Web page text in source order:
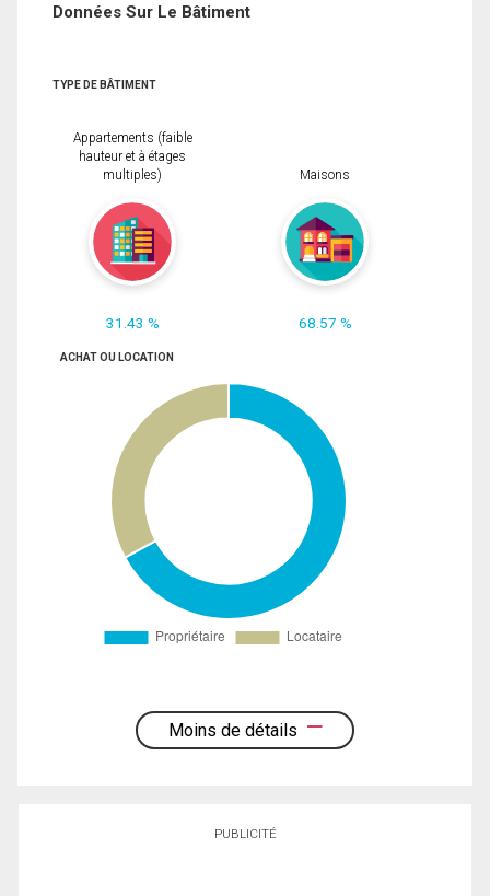
Données Sur Le Bâtiment
TYPE DE BÂTIMENT
Appartements (faible
hauteur et à étages
multiples)
31.43 %
Maisons
68.57 %
ACHAT OU LOCATION
Moins de détails
PUBLICITÉ